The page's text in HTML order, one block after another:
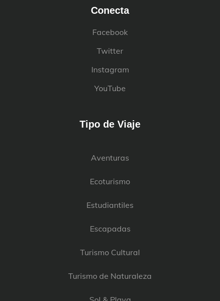
Conecta
Facebook
Twitter
Instagram
YouTube
Tipo de Viaje
Aventuras
Ecoturismo
Estudiantiles
Escapadas
Turismo Cultural
Turismo de Naturaleza